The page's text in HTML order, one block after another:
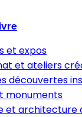
et expos
et ateliers
découvertes
monuments
et architecture